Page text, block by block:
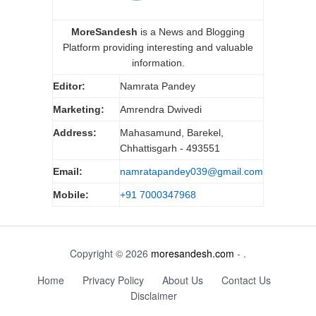
MoreSandesh is a News and Blogging
Platform providing interesting and valuable
information.
Editor: Namrata Pandey
Marketing: Amrendra Dwivedi
Address:
Mahasamund, Barekel,
Chhattisgarh - 493551
Email: namratapandey039@gmail.com
Mobile: +91 7000347968
Copyright © 2026 moresandesh.com - .
Home
Privacy Policy About Us
Contact Us
Disclaimer